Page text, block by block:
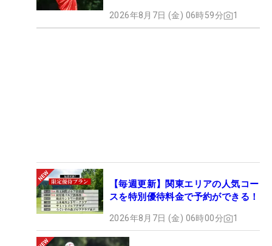
2026年8月7日 (金) 06時59分 1
【毎週更新】関東エリアの人気コー
スを特別優待料金で予約ができる！
2026年8月7日 (金) 06時00分 1